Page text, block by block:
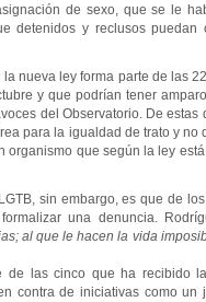
de sexo, que se le
detenidos y reclusos puedan
nueva ley forma parte de las
y que podrían tener
del Observatorio. De
para la igualdad de trato y
organismo que según la ley
sin embargo, es que de
una denuncia.
al que le hacen la vida
de las cinco que ha recibido
contra de iniciativas como